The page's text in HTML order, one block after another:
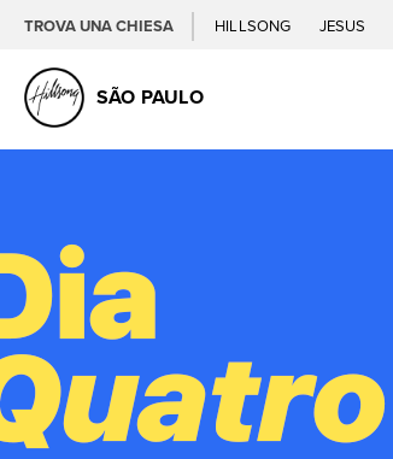
TROVA UNA CHIESA HILLSONG JESUS
SÃO PAULO